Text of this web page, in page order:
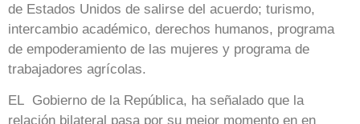
de Estados Unidos de salirse del acuerdo; turismo,
intercambio académico, derechos humanos, programa
de empoderamiento de las mujeres y programa de
trabajadores agrícolas.
EL Gobierno de la República, ha señalado que la
relación bilateral pasa por su mejor momento en en